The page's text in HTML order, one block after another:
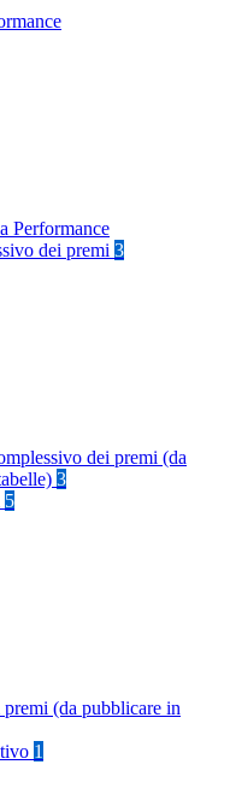
Performance
dei premi 3
dei premi (da
3
5
(da pubblicare in
1